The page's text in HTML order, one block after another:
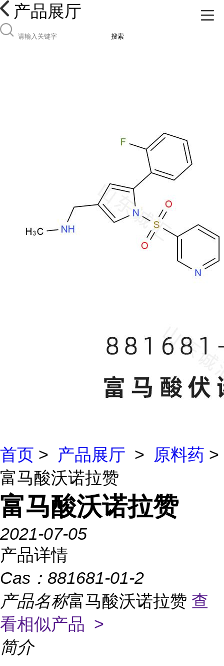
产品展厅
搜索
首页 > 产品展厅 > 原料药 >
富马酸沃诺拉赞
富马酸沃诺拉赞
2021-07-05
产品详情
Cas： 881681-01-2
产品名称富马酸沃诺拉赞 查
看相似产品 >
简介